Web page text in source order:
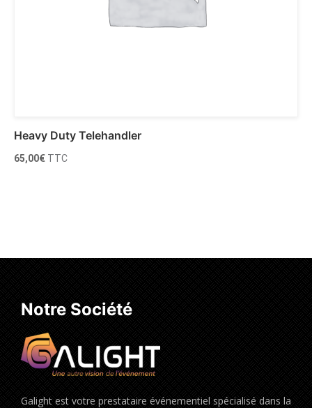
Heavy Duty Telehandler
65,00€ TTC
Notre Société
Galight est votre prestataire événementiel spécialisé dans la